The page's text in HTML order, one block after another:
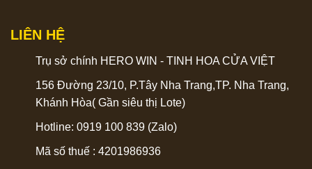
LIÊN HỆ
Trụ sở chính HERO WIN - TINH HOA CỬA VIỆT
156 Đường 23/10, P.Tây Nha Trang,TP. Nha Trang,
Khánh Hòa( Gần siêu thị Lote)
Hotline: 0919 100 839 (Zalo)
Mã số thuế : 4201986936